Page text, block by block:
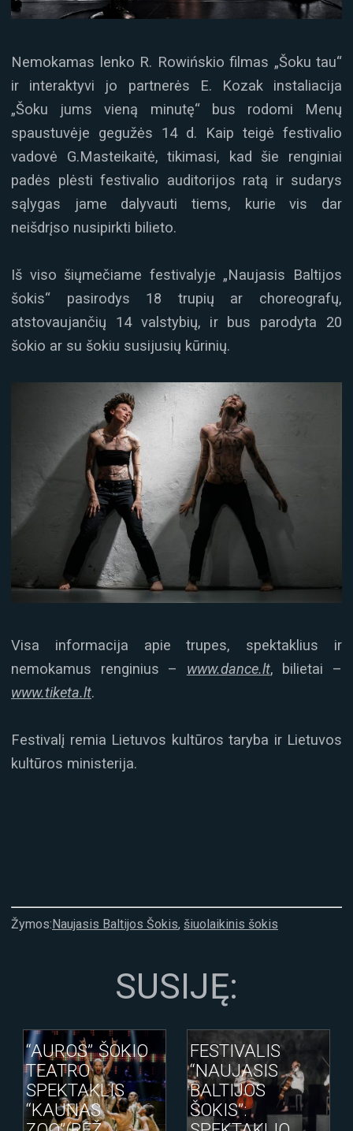
Nemokamas lenko R. Rowińskio filmas „Šoku tau“
ir interaktyvi jo partnerės E. Kozak instaliacija
„Šoku jums vieną minutę“ bus rodomi Menų
spaustuvėje gegužės 14 d. Kaip teigė festivalio
vadovė G.Masteikaitė, tikimasi, kad šie renginiai
padės plėsti festivalio auditorijos ratą ir sudarys
sąlygas jame dalyvauti tiems, kurie vis dar
neišdrįso nusipirkti bilieto.
Iš viso šiųmečiame festivalyje „Naujasis Baltijos
šokis“ pasirodys 18 trupių ar choreografų,
atstovaujančių 14 valstybių, ir bus parodyta 20
šokio ar su šokiu susijusių kūrinių.
Visa informacija apie trupes, spektaklius ir
nemokamus renginius – www.dance.lt, bilietai –
www.tiketa.lt.
Festivalį remia Lietuvos kultūros taryba ir Lietuvos
kultūros ministerija.
Žymos:Naujasis Baltijos Šokis, šiuolaikinis šokis
SUSIJĘ:
“AUROS” ŠOKIO
TEATRO
SPEKTAKLIS
“KAUNAS
FESTIVALIS
“NAUJASIS
BALTIJOS
ŠOKIS”: